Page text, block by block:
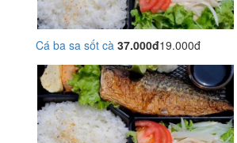
Cá ba sa sốt cà 37.000đ19.000đ